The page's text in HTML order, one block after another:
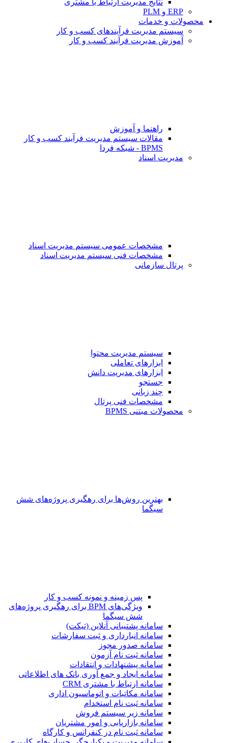
ERP و PLM
محصولات و خدمات
سیستم مدیریت فرآیندهای کسب و کار
آموزش مدیریت فرآیند کسب و کار
راهنما و آموزش
مقالات سیستم مدیریت فرآیند کسب و کار
BPMS - شبکه فردا
مدیریت اسناد
مشخصات عمومی سیستم مدیریت اسناد
مشخصات فنی سیستم مدیریت اسناد
پرتال سازمانی
سیستم مدیریت محتوا
ابزارهای تعاملی
ابزارهای مدیریت دانش
جستجو
چند زبانی
مشخصات فنی پرتال
محصولات مبتنی BPMS
بهترین روش‌ها برای رهگیری پروژه‌های شش
سیگما
پس زمینه و نمونه کسب و کار
ویژگی‌های BPM برای رهگیری پروژه‌های
شش سیگما
سامانه پشتیبانی آنلاین (تیکت)
سامانه انبارداری و ثبت سفارشات
سامانه صدور مجوز
سامانه ثبت نام آزمون
سامانه پیشنهادات و انتقادات
سامانه ایجاد و جمع آوری بانک‌ های اطلاعاتی
سامانه ارتباط با مشتری CRM
سامانه مکاتبات و اتوماسیون اداری
سامانه ثبت نام استخدام
سامانه زیر سیستم فروش
سامانه بازاریابی و امور مشتریان
سامانه ثبت نام در کنفرانس و کارگاه